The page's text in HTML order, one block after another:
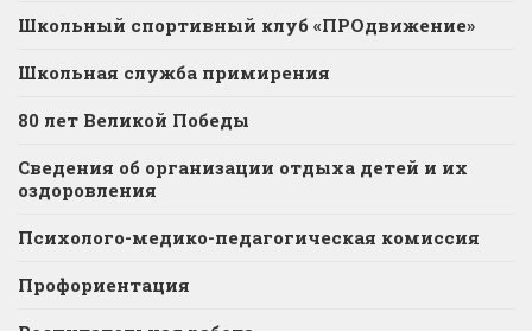
Школьный спортивный клуб «ПРОдвижение»
Школьная служба примирения
80 лет Великой Победы
Сведения об организации отдыха детей и их
оздоровления
Психолого-медико-педагогическая комиссия
Профориентация